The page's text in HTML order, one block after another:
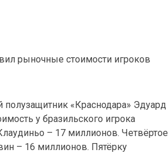
рыночные стоимости игроков
«Краснодара» Эдуард
у бразильского игрока
– 17 миллионов. Четвёртое
– 16 миллионов. Пятёрку